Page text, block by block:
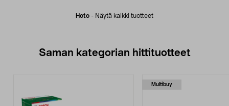
Hoto - Näytä kaikki tuotteet
Saman kategorian hittituotteet
Multibuy